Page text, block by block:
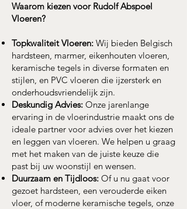
Waarom kiezen voor Rudolf Abspoel
Vloeren?
Topkwaliteit Vloeren: Wij bieden Belgisch
hardsteen, marmer, eikenhouten vloeren,
keramische tegels in diverse formaten en
stijlen, en PVC vloeren die ijzersterk en
onderhoudsvriendelijk zijn.
Deskundig Advies: Onze jarenlange
ervaring in de vloerindustrie maakt ons de
ideale partner voor advies over het kiezen
en leggen van vloeren. We helpen u graag
met het maken van de juiste keuze die
past bij uw woonstijl en wensen.
Duurzaam en Tijdloos: Of u nu gaat voor
gezoet hardsteen, een verouderde eiken
vloer, of moderne keramische tegels, onze